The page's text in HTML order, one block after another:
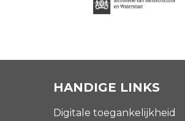
HANDIGE LINKS
Digitale toegankelijkheid